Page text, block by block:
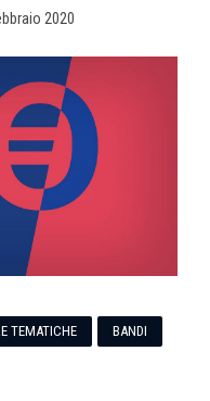
2020
TEMATICHE BANDI